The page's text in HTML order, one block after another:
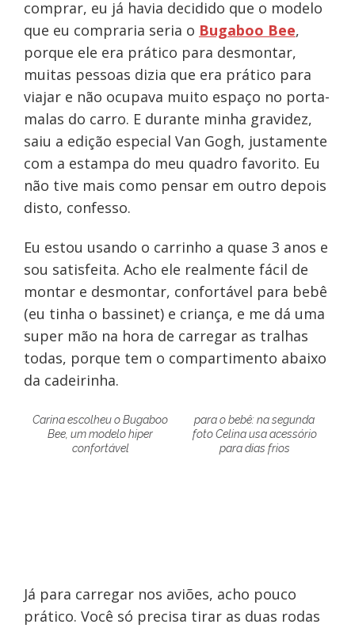
comprar, eu já havia decidido que o modelo
que eu compraria seria o Bugaboo Bee,
porque ele era prático para desmontar,
muitas pessoas dizia que era prático para
viajar e não ocupava muito espaço no porta-
malas do carro. E durante minha gravidez,
saiu a edição especial Van Gogh, justamente
com a estampa do meu quadro favorito. Eu
não tive mais como pensar em outro depois
disto, confesso.
Eu estou usando o carrinho a quase 3 anos e
sou satisfeita. Acho ele realmente fácil de
montar e desmontar, confortável para bebê
(eu tinha o bassinet) e criança, e me dá uma
super mão na hora de carregar as tralhas
todas, porque tem o compartimento abaixo
da cadeirinha.
Carina escolheu o Bugaboo
Bee, um modelo hiper
confortável
para o bebê: na segunda
foto Celina usa acessório
para dias frios
Já para carregar nos aviões, acho pouco
prático. Você só precisa tirar as duas rodas